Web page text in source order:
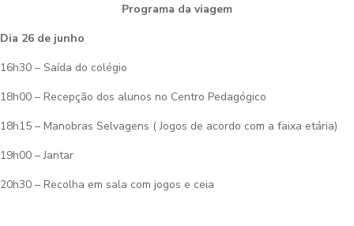
Programa da viagem
Dia 26 de junho
16h30 – Saída do colégio
18h00 – Recepção dos alunos no Centro Pedagógico
18h15 – Manobras Selvagens ( Jogos de acordo com a faixa etária)
19h00 – Jantar
20h30 – Recolha em sala com jogos e ceia